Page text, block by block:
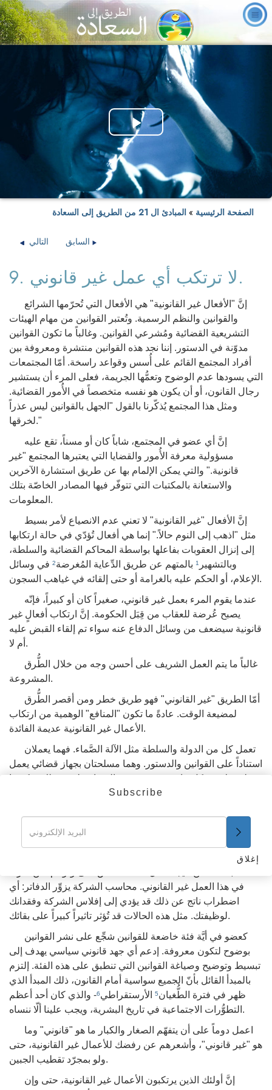
Play
Video
الصفحة الرئيسية » المبادئ ال 21 من الطريق إلى السعادة
التالي السابق
9. لا ترتكب أي عمل غير قانوني.
إنَّ "الأفعال غير القانونية" هي الأفعال التي تُحرّمها الشرائع
والقوانين والنظم الرسمية. وتُعتبر القوانين من مهام الهيئات
التشريعية القضائية ومُشرعي القوانين. وغالباً ما تكون القوانين
مدوّنة في الدستور. إننا نجد هذه القوانين منتشرة ومعروفة بين
أفراد المجتمع القائم على أُسس وقواعد راسخة. أمّا المجتمعات
التي يسودها عدم الوضوح وتعمُّها الجريمة، فعلى المرء أن يستشير
رجال القانون، أو أن يكون هو نفسه متخصصاً في الأُمور القضائية.
ومثل هذا المجتمع يُذكّرنا بالقول "الجهل بالقوانين ليس عذراً
لخرقها."
إنَّ أي عضو في المجتمع، شاباً كان أو مسناً، تقع عليه
مسؤولية معرفة الأُمور والقضايا التي يعتبرها المجتمع "غير
قانونية." والتي يمكن الإلمام بها عن طريق استشارة الآخرين
والاستعانة بالمكتبات التي تتوفّر فيها المصادر الخاصّة بتلك
المعلومات.
إنَّ الأفعال "غير القانونية" لا تعني عدم الانصياع لأمر بسيط
مثل "اذهب إلى النوم حالاً." إنما هي أفعال تُؤدّي في حالة ارتكابها
إلى إنزال العقوبات بفاعلها بواسطة المحاكم القضائية والسلطة،
وبالتشهير
1 بالمتهم عن طريق الدِّعاية المُغرضة2 في وسائل
الإعلام، أو الحكم عليه بالغرامة أو حتى إلقائه في غياهب السجون.
عندما يقوم المرء بعمل غير قانوني، صغيراً كان أو كبيراً، فإنّه
يصبح عُرضة للعقاب من قِبَل الحكومة. إنَّ ارتكاب أفعالٍ غير
قانونية سيضعف من وسائل الدفاع عنه سواء تم إلقاء القبض عليه
أم لا.
غالباً ما يتم العمل الشريف على أحسن وجه من خلال الطُّرق
المشروعة.
أمّا الطريق "غير القانوني" فهو طريق خطر ومن أقصر الطُّرق
لمضيعة الوقت. عادةً ما تكون "المنافع" الوهمية من ارتكاب
الأعمال غير القانونية عديمة الفائدة.
تعمل كل من الدولة والسلطة مثل الآلة الصَّماء. فهما يعملان
استناداً على القوانين والدستور. وهما مسلحتان بجهاز قضائي يعمل
على ملاحقة كل ما هو غير شرعي والقضاء عليه. وبذلك يمكنهما
أن يكونا خصمان عنيدان 3 وصلبان4
قانونية،" عليك أن تبذل قُصارى جهدك لتحذيره وإيقافه. فقد تُعاني
في هذا العمل غير القانوني. محاسب الشركة يزوِّر الدفاتر: أي
اضطراب ناتج عن ذلك قد يؤدي إلى إفلاس الشركة وفقدانك
لوظيفتك. مثل هذه الحالات قد تُؤثر تاثيراً كبيراً على بقائك.
كعضو في أيَّة فئة خاضعة للقوانين شجِّع على نشر القوانين
بوضوح لتكون معروفة. إدعم أي جهد قانوني سياسي يهدف إلى
تبسيط وتوضيح وصياغة القوانين التي تنطبق على هذه الفئة. إلتزم
بالمبدأ القائل بأنّ الجميع سواسية أمام القانون، ذلك المبدأ الذي
ظهر في فترة الطُّغيان5 الأرستقراطي6- والذي كان أحد أعظم
التطوُّرات الاجتماعية في تاريخ البشرية، ويجب علينا ألّا ننساه.
اعمل دوماً على أن يتفهّم الصغار والكبار ما هو "قانوني" وما
هو "غير قانوني"، وأشعرهم عن رفضك للأعمال غير القانونية، حتى
ولو بمجرّد تقطيب الجبين.
إنَّ أولئك الذين يرتكبون الأعمال غير القانونية، حتى وإن
Subscribe
إغلاق